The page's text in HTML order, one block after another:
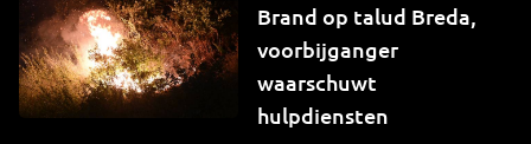
Brand op talud Breda,
voorbijganger
waarschuwt
hulpdiensten